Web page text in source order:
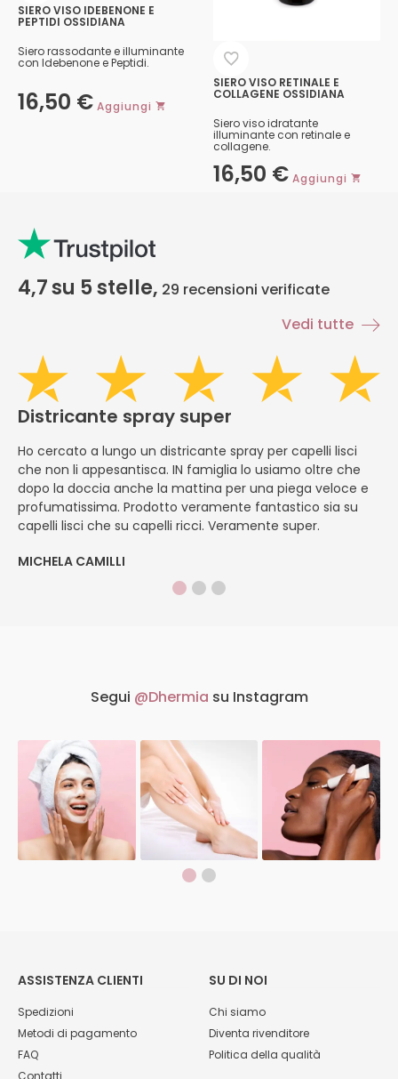
SIERO VISO IDEBENONE E
PEPTIDI OSSIDIANA
Siero rassodante e illuminante
con Idebenone e Peptidi.
16,50 € Aggiungi
SIERO VISO RETINALE E
COLLAGENE OSSIDIANA
Siero viso idratante
illuminante con retinale e
collagene.
16,50 € Aggiungi
4,7su 5 stelle, 29 recensioni verificate
Vedi tutte
Districante spray super
Ho cercato a lungo un districante spray per capelli lisci
che non li appesantisca. IN famiglia lo usiamo oltre che
dopo la doccia anche la mattina per una piega veloce e
profumatissima. Prodotto veramente fantastico sia su
capelli lisci che su capelli ricci. Veramente super.
MICHELA CAMILLI
Segui @Dhermia su Instagram
ASSISTENZA CLIENTI
Spedizioni
Metodi di pagamento
FAQ
Contatti
SU DI NOI
Chi siamo
Diventa rivenditore
Politica della qualità